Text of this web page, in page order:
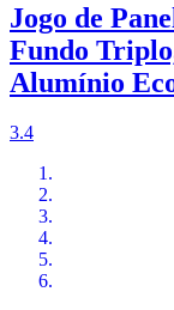
Jogo de
Fundo
Alumínio
3.4